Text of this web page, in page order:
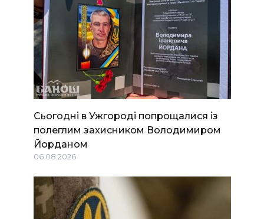
Сьогодні в Ужгороді попрощалися із
полеглим захисником Володимиром
Йорданом
06.08.2026